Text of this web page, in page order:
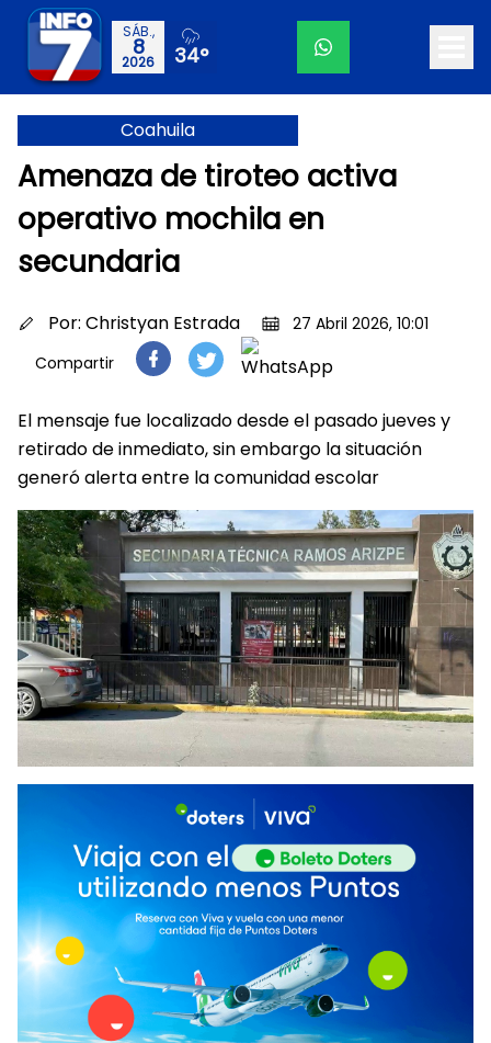
SÁB.,
8
2026 34°
Coahuila
Amenaza de tiroteo activa
operativo mochila en
secundaria
Por: Christyan Estrada
27 Abril 2026, 10:01
Compartir
El mensaje fue localizado desde el pasado jueves y
retirado de inmediato, sin embargo la situación
generó alerta entre la comunidad escolar